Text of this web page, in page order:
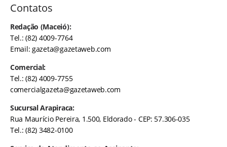
Contatos
Redação (Maceió):
Tel.: (82) 4009-7764
Email:gazeta@gazetaweb.com
Comercial:
Tel.: (82) 4009-7755
comercialgazeta@gazetaweb.com
Sucursal Arapiraca:
Rua Maurício Pereira, 1.500, Eldorado - CEP: 57.306-035
Tel.: (82) 3482-0100